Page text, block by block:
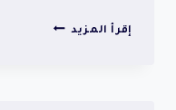
إقرأ المزيد شركة